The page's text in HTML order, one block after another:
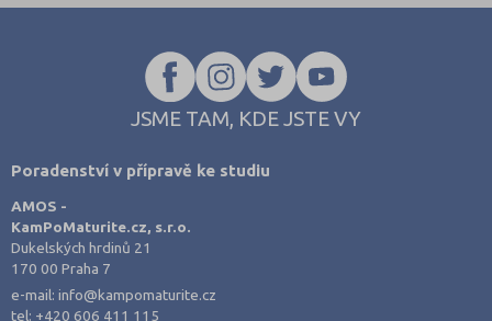
JSME TAM, KDE JSTE VY
Poradenství v přípravě ke studiu
AMOS -
KamPoMaturite.cz, s.r.o.
Dukelských hrdinů 21
170 00 Praha 7
e-mail:info@kampomaturite.cz
tel: +420 606 411 115